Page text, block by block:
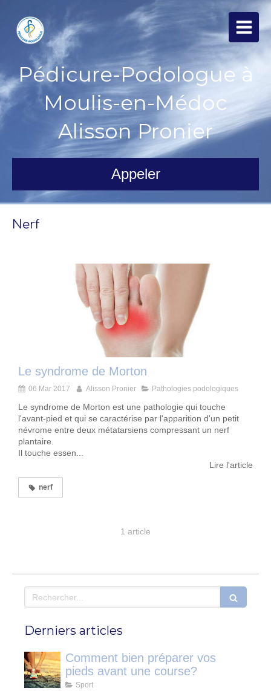
Pédicure-Podologue à
Moulis-en-Médoc
Alisson Pronier
Appeler
Nerf
Le syndrome de Morton
06 Mar 2017 Alisson Pronier Pathologies podologiques
Le syndrome de Morton est une pathologie qui touche
l'avant-pied et qui se caractérise par l'apparition d'un petit
névrome entre deux métatarsiens compressant un nerf
plantaire.
Il touche essen...
Lire l'article
nerf
1 article
Derniers articles
Comment bien préparer vos
pieds avant une course?
Sport